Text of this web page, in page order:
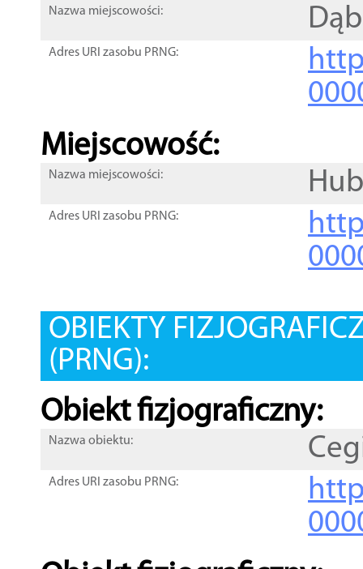
Nazwa miejscowości:
Adres URI zasobu PRNG:
Miejscowość:
Nazwa miejscowości:
Adres URI zasobu PRNG:
OBIEKTY
(PRNG):
Obiekt fizjograficzny:
Nazwa obiektu:
Adres URI zasobu PRNG: